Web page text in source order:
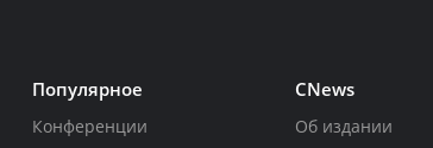
Популярное
Конференции
CNews
Об издании